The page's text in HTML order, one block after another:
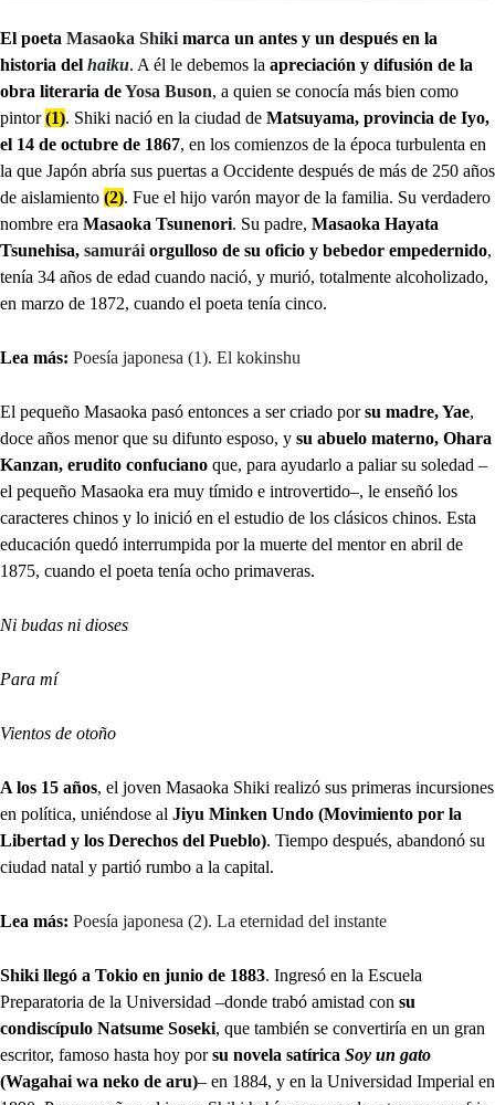
El poeta Masaoka Shiki marca un antes y un después en la
historia del haiku. A él le debemos la apreciación y difusión de la
obra literaria deYosa Buson, a quien se conocía más bien como
pintor(1). Shiki nació en la ciudad de Matsuyama, provincia de Iyo,
el 14 de octubre de 1867, en los comienzos de la época turbulenta en
la que Japón abría sus puertas a Occidente después de más de 250 años
de aislamiento (2). Fue el hijo varón mayor de la familia. Su verdadero
nombre era Masaoka Tsunenori. Su padre, Masaoka Hayata
Tsunehisa, samurái orgulloso de su oficio y bebedor empedernido,
tenía 34 años de edad cuando nació, y murió, totalmente alcoholizado,
en marzo de 1872, cuando el poeta tenía cinco.
Lea más: Poesía japonesa (1). El kokinshu
El pequeño Masaoka pasó entonces a ser criado porsu madre, Yae,
doce años menor que su difunto esposo, y su abuelo materno, Ohara
Kanzan, erudito confuciano que, para ayudarlo a paliar su soledad –
el pequeño Masaoka era muy tímido e introvertido–, le enseñó los
caracteres chinos y lo inició en el estudio de los clásicos chinos. Esta
educación quedó interrumpida por la muerte del mentor en abril de
1875, cuando el poeta tenía ocho primaveras.
Ni budas ni dioses
Para mí
Vientos de otoño
A los 15 años, el joven Masaoka Shiki realizó sus primeras incursiones
en política, uniéndose al Jiyu Minken Undo (Movimiento por la
Libertad y los Derechos del Pueblo). Tiempo después, abandonó su
ciudad natal y partió rumbo a la capital.
Lea más: Poesía japonesa (2). La eternidad del instante
Shiki llegó a Tokio en junio de 1883. Ingresó en la Escuela
Preparatoria de la Universidad –donde trabó amistad con su
condiscípulo Natsume Soseki, que también se convertiría en un gran
escritor, famoso hasta hoy porsu novela satírica Soy un gato
(Wagahai wa neko de aru)– en 1884, y en la Universidad Imperial en